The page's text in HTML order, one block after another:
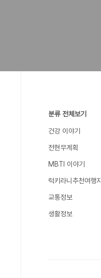
분류 전체보기
건강 이야기
전현무계획
MBTI 이야기
럭키라니추천여행지
교통정보
생활정보